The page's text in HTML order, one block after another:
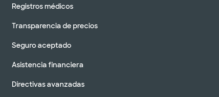
Registros médicos
Transparencia de precios
Seguro aceptado
Asistencia financiera
Directivas avanzadas